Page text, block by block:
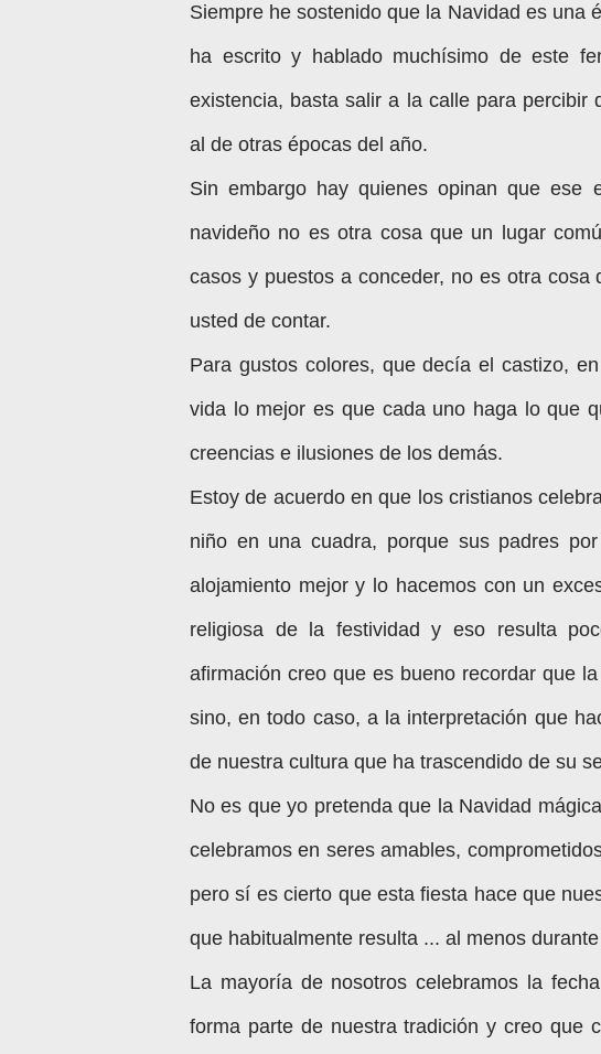
Siempre he sostenido que la Navidad es una
ha escrito y hablado muchísimo de este
existencia, basta salir a la calle para
al de otras épocas del año.
Sin embargo hay quienes opinan que ese
navideño no es otra cosa que un lugar
casos y puestos a conceder, no es otra
usted de contar.
Para gustos colores, que decía el castizo,
vida lo mejor es que cada uno haga lo que
creencias e ilusiones de los demás.
Estoy de acuerdo en que los cristianos
niño en una cuadra, porque sus padres
alojamiento mejor y lo hacemos con un
religiosa de la festividad y eso resulta
afirmación creo que es bueno recordar que
sino, en todo caso, a la interpretación que
de nuestra cultura que ha trascendido de su
No es que yo pretenda que la Navidad
celebramos en seres amables,
pero sí es cierto que esta fiesta hace que
que habitualmente resulta ... al menos
La mayoría de nosotros celebramos la
forma parte de nuestra tradición y creo que